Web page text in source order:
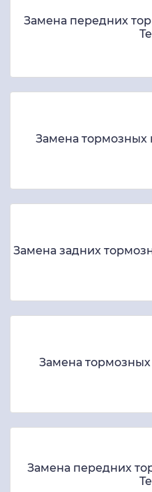
Замена передних
Замена тормозных
Замена задних
Замена тормозных
Замена передних